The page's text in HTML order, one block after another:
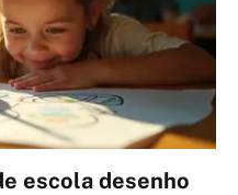
escola desenho